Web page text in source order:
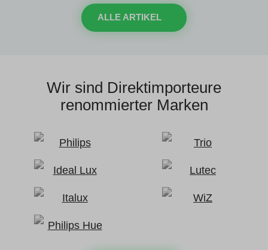
ALLE ARTIKEL
Wir sind Direktimporteure
renommierter Marken